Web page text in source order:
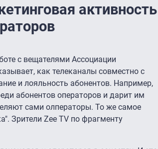
активность
с вещателями Ассоциации
как телеканалы совместно с
и лояльность абонентов. Например,
абонентов операторов и дарит им
сами олператоры. То же самое
Зрители Zee TV по фрагменту